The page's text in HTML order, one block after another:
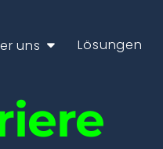
uns Lösungen